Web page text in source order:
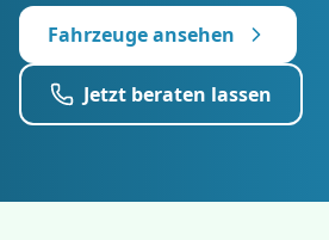
Fahrzeuge ansehen
Jetzt beraten lassen